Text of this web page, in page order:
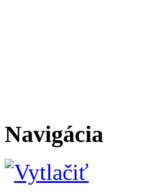
Navigácia